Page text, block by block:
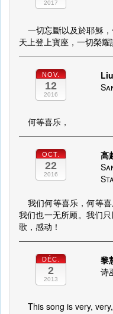
2017
一切忘斷以及於耶穌
天上登上寶座，一切榮耀
NOV.
12
2016
何等喜乐，
OCT.
22
2016
高
我们何等喜乐，何等
我们也一无所顾。我们
歌，感动！
DÉC.
2
2013
黎
诗
This song is very,